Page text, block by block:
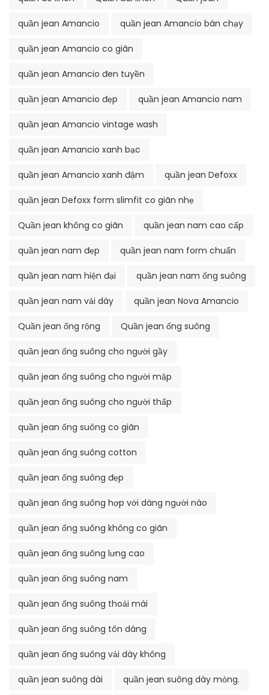
quần jean Amancio quần jean Amancio bán chạy
quần jean Amancio co giãn
quần jean Amancio đen tuyền
quần jean Amancio đẹp quần jean Amancio nam
quần jean Amancio vintage wash
quần jean Amancio xanh bạc
quần jean Amancio xanh đậm quần jean Defoxx
quần jean Defoxx form slimfit co giãn nhẹ
Quần jean không co giãn quần jean nam cao cấp
quần jean nam đẹp quần jean nam form chuẩn
quần jean nam hiện đại quần jean nam ống suông
quần jean nam vải dày quần jean Nova Amancio
Quần jean ống rộng Quần jean ống suông
quần jean ống suông cho người gầy
quần jean ống suông cho người mập
quần jean ống suông cho người thấp
quần jean ống suông co giãn
quần jean ống suông cotton
quần jean ống suông đẹp
quần jean ống suông hợp với dáng người nào
quần jean ống suông không co giãn
quần jean ống suông lưng cao
quần jean ống suông nam
quần jean ống suông thoải mái
quần jean ống suông tôn dáng
quần jean ống suông vải dày không
quần jean suông dài quần jean suông dày mỏng.